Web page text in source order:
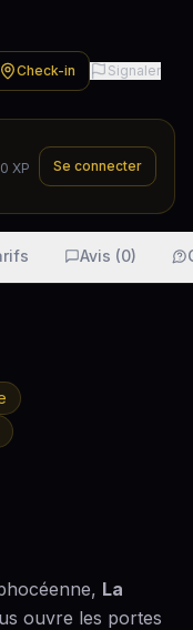
Check-in Signaler
XP
Se connecter
Avis (0)
La
ouvre les portes